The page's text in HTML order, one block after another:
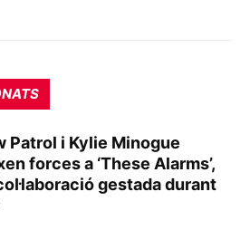
Patrol i Kylie Minogue
forces a ‘These Alarms’,
gestada durant